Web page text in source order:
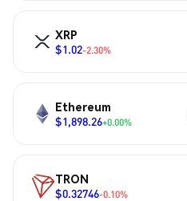
XRP
$1.02-2.30%
Ethereum
$1,898.26+0.00%
TRON
$0.32746-0.10%